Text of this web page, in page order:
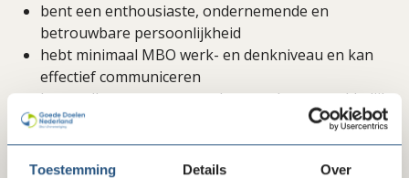
Toestemming Details Over
bent een enthousiaste, ondernemende en
betrouwbare persoonlijkheid
hebt minimaal MBO werk- en denkniveau en kan
effectief communiceren
bent collega-aannemer-schoonmaker en makkelijk
in de omgang
bent in het bezit van rijbewijs B en eigen vervoer
kunt overweg met computer(programma’s) en hebt